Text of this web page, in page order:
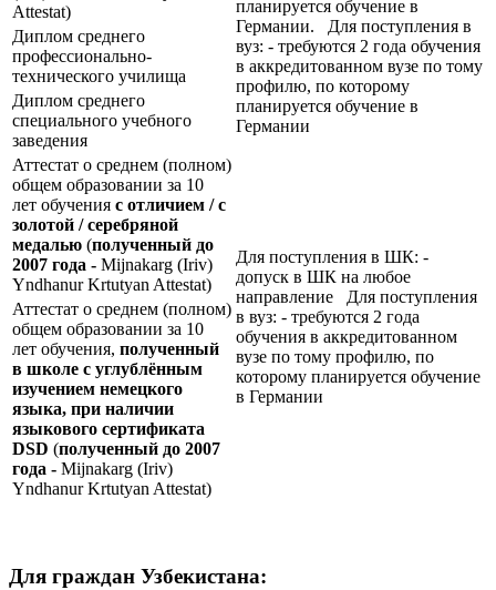
Attestat)
планируется обучение в
Германии. Для поступления в
вуз: - требуются 2 года обучения
в аккредитованном вузе по тому
профилю, по которому
планируется обучение в
Германии
Диплом среднего
профессионально-
технического училища
Диплом среднего
специального учебного
заведения
Аттестат о среднем (полном)
общем образовании за 10
лет обучения с отличием / с
золотой / серебряной
медалью (полученный до
2007 года - Mijnakarg (Iriv)
Yndhanur Krtutyan Attestat)
Для поступления в ШК: -
допуск в ШК на любое
направление Для поступления
в вуз: - требуются 2 года
обучения в аккредитованном
вузе по тому профилю, по
которому планируется обучение
в Германии
Аттестат о среднем (полном)
общем образовании за 10
лет обучения, полученный
в школе с углублённым
изучением немецкого
языка, при наличии
языкового сертификата
DSD (полученный до 2007
года - Mijnakarg (Iriv)
Yndhanur Krtutyan Attestat)
Для граждан Узбекистана: